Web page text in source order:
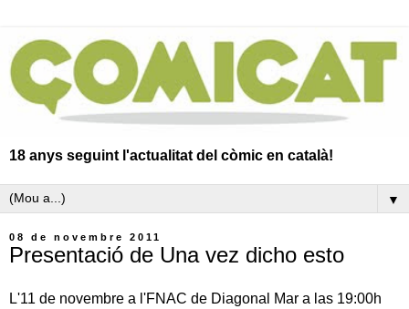
18 anys seguint l'actualitat del còmic en català!
▼
08 de novembre 2011
Presentació de Una vez dicho esto
L'11 de novembre a l'FNAC de Diagonal Mar a las 19:00h